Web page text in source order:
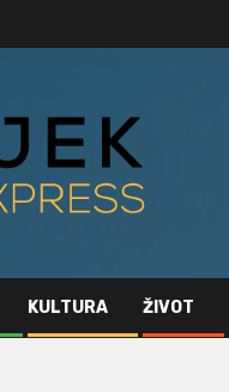
KULTURA ŽIVOT